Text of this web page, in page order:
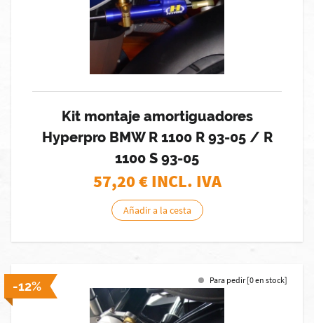
Kit montaje amortiguadores
Hyperpro BMW R 1100 R 93-05 / R
1100 S 93-05
57,20€ INCL. IVA
Añadir a la cesta
-12% Para pedir [0 en stock]